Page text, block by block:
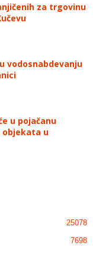
za trgovinu
vodosnabdevanju
u pojačanu
u
25078
7698